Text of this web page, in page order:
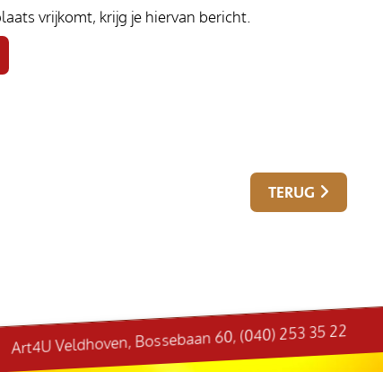
vrijkomt, krijg je hiervan bericht.
TERUG
Art4U Veldhoven, Bossebaan 60, (040) 253 35 22